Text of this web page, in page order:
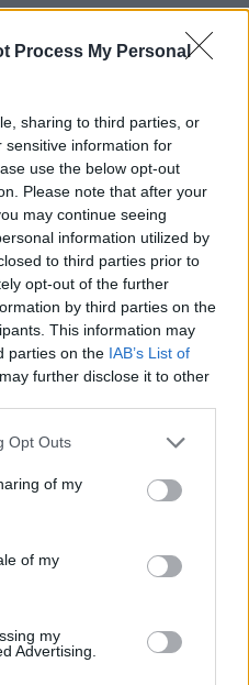
Process My Personal
sharing to third parties, or
sensitive information for
use the below opt-out
Please note that after your
may continue seeing
information utilized by
to third parties prior to
opt-out of the further
by third parties on the
This information may
parties on the IAB’s List of
further disclose it to other
Opt Outs
of my
of my
my
Advertising.
σήμερα από τα
μετά τις πυρκαγιές
πριν από τις
Οι νέοι
και προορισμούς υπό
έως τις 14 Αυγούστου
SEE Capital
υπηρεσιών